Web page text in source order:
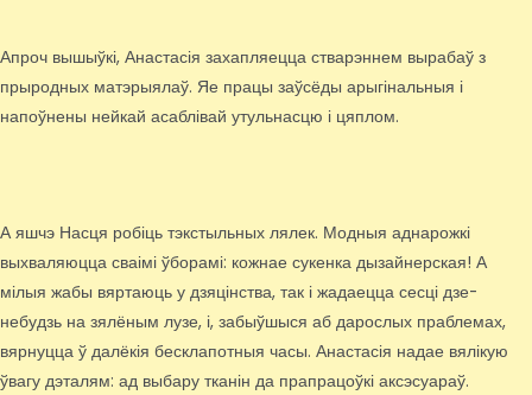
Апроч вышыўкі, Анастасія захапляецца стварэннем вырабаў з
прыродных матэрыялаў. Яе працы заўсёды арыгінальныя і
напоўнены нейкай асаблівай утульнасцю і цяплом.
А яшчэ Насця робіць тэкстыльных лялек. Модныя аднарожкі
выхваляюцца сваімі ўборамі: кожнае сукенка дызайнерская! А
мілыя жабы вяртаюць у дзяцінства, так і жадаецца сесці дзе-
небудзь на зялёным лузе, і, забыўшыся аб дарослых праблемах,
вярнуцца ў далёкія бесклапотныя часы. Анастасія надае вялікую
ўвагу дэталям: ад выбару тканін да прапрацоўкі аксэсуараў.